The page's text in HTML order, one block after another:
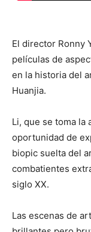
El director Ronny
películas de
en la historia del
Huanjia.
Li, que se toma la
oportunidad de
biopic suelta del
combatientes
siglo XX.
Las escenas de